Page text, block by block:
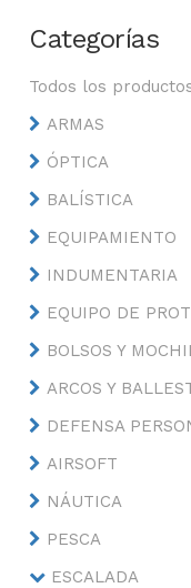
Categorías
Todos los
ARMAS
ÓPTICA
BALÍSTICA
EQUIPAMIENTO
INDUMENTARIA
EQUIPO DE
BOLSOS Y
ARCOS Y
DEFENSA
AIRSOFT
NÁUTICA
PESCA
ESCALADA